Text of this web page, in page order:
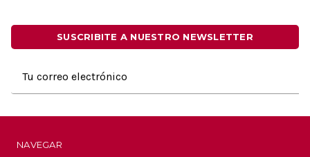
SUSCRIBITE A NUESTRO NEWSLETTER
electrónico
NAVEGAR